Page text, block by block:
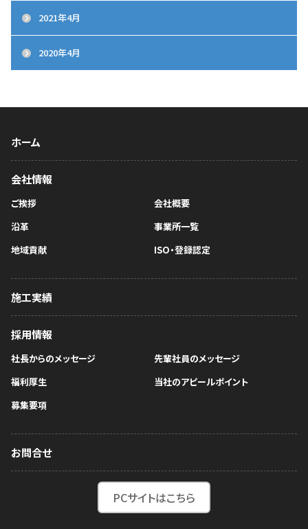
2021年4月
2020年4月
ホーム
会社情報
ご挨拶
会社概要
沿革
事業所一覧
地域貢献
ISO・登録認定
施工実績
採用情報
社長からのメッセージ
先輩社員のメッセージ
福利厚生
当社のアピールポイント
募集要項
お問合せ
PCサイトはこちら